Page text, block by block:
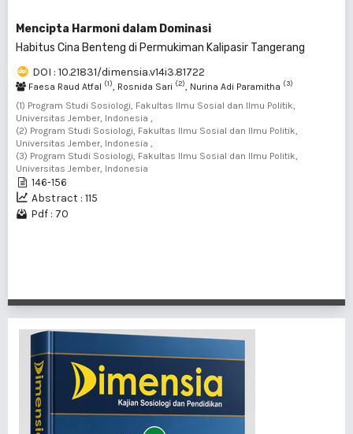
Mencipta Harmoni dalam Dominasi
Habitus Cina Benteng di Permukiman Kalipasir Tangerang
DOI : 10.21831/dimensia.v14i3.81722
Faesa Raud Atfal (1) , Rosnida Sari (2) , Nurina Adi Paramitha (3)
(1) Program Studi Sosiologi, Fakultas Ilmu Sosial dan Ilmu Politik,
Universitas Jember, Indonesia ,
(2) Program Studi Sosiologi, Fakultas Ilmu Sosial dan Ilmu Politik,
Universitas Jember, Indonesia ,
(3) Program Studi Sosiologi, Fakultas Ilmu Sosial dan Ilmu Politik,
Universitas Jember, Indonesia
146-156
Abstract : 115
Pdf : 70